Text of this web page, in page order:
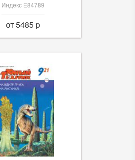
Индекс Е84789
от 5485 p